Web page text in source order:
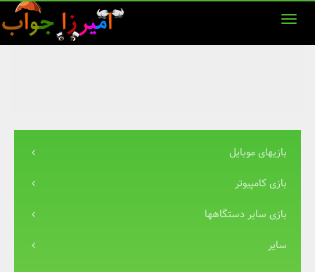
بازیهای موبایل
بازی کامپیوتر
بازی سایر دستگاهها
سایر